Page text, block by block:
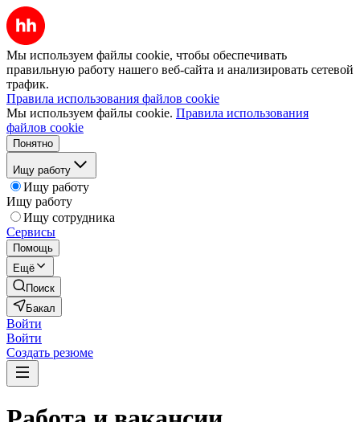
Мы используем файлы cookie, чтобы обеспечивать
правильную работу нашего веб-сайта и анализировать сетевой
трафик.
Правила использования файлов cookie
Мы используем файлы cookie. Правила использования
файлов cookie
Понятно
Ищу работу
Ищу работу
Ищу работу
Ищу сотрудника
Сервисы
Помощь
Ещё
Поиск
Бакал
Войти
Войти
Создать резюме